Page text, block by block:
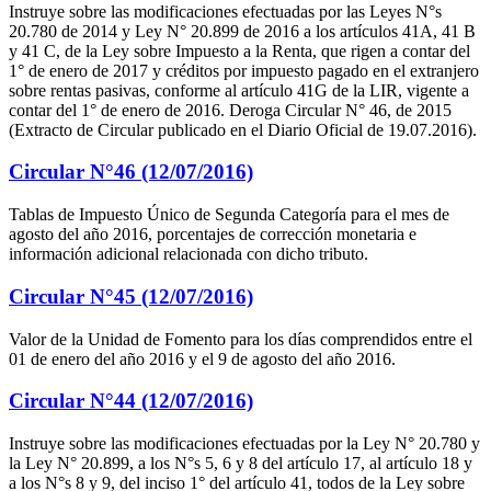
Instruye sobre las modificaciones efectuadas por las Leyes N°s
20.780 de 2014 y Ley N° 20.899 de 2016 a los artículos 41A, 41 B
y 41 C, de la Ley sobre Impuesto a la Renta, que rigen a contar del
1° de enero de 2017 y créditos por impuesto pagado en el extranjero
sobre rentas pasivas, conforme al artículo 41G de la LIR, vigente a
contar del 1° de enero de 2016. Deroga Circular N° 46, de 2015
(Extracto de Circular publicado en el Diario Oficial de 19.07.2016).
Circular N°46 (12/07/2016)
Tablas de Impuesto Único de Segunda Categoría para el mes de
agosto del año 2016, porcentajes de corrección monetaria e
información adicional relacionada con dicho tributo.
Circular N°45 (12/07/2016)
Valor de la Unidad de Fomento para los días comprendidos entre el
01 de enero del año 2016 y el 9 de agosto del año 2016.
Circular N°44 (12/07/2016)
Instruye sobre las modificaciones efectuadas por la Ley N° 20.780 y
la Ley N° 20.899, a los N°s 5, 6 y 8 del artículo 17, al artículo 18 y
a los N°s 8 y 9, del inciso 1° del artículo 41, todos de la Ley sobre